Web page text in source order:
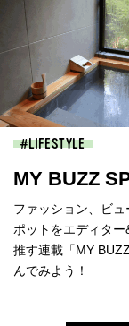
LIFESTYLE
MY BUZZ
ファッション、ビ
ポットをエディタ
推す連載「MY
んでみよう！